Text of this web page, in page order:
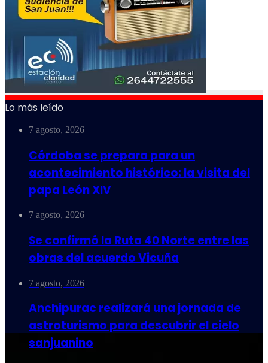
Lo más leído
7 agosto, 2026
Córdoba se prepara para un
acontecimiento histórico: la visita del
papa León XIV
7 agosto, 2026
Se confirmó la Ruta 40 Norte entre las
obras del acuerdo Vicuña
7 agosto, 2026
Anchipurac realizará una jornada de
astroturismo para descubrir el cielo
sanjuanino